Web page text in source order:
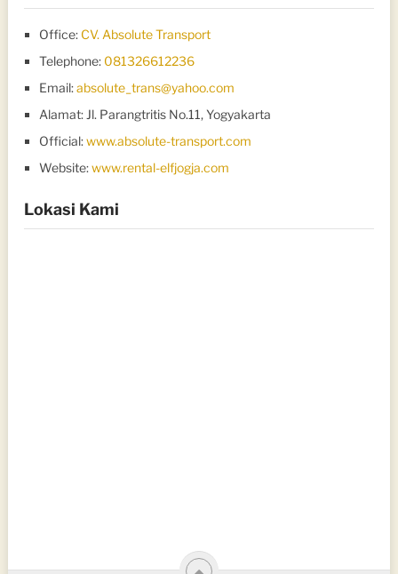
Office: CV. Absolute Transport
Telephone: 081326612236
Email:absolute_trans@yahoo.com
Alamat: Jl. Parangtritis No.11, Yogyakarta
Official:www.absolute-transport.com
Website:www.rental-elfjogja.com
Lokasi Kami